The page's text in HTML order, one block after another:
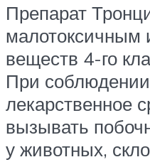
Препарат
малотоксичным
веществ 4-го
При
лекарственное
вызывать
у животных,